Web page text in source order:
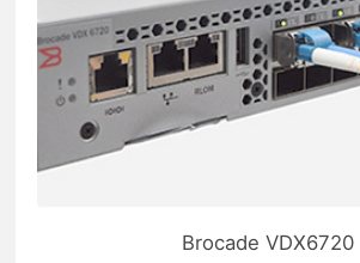
Brocade VDX6720